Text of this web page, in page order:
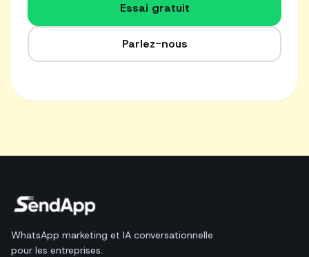
Essai gratuit
Parlez-nous
WhatsApp marketing et IA conversationnelle
pour les entreprises.